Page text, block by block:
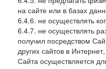
на сайте или в базах
6.4.6. не осуществлять
6.4.7. не осуществлять
получил посредством
других сайтов в
Сайта осуществляется